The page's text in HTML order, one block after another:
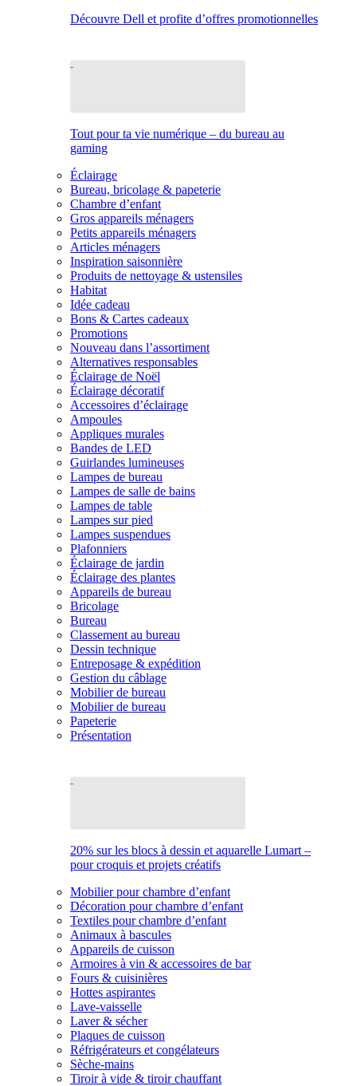
Découvre Dell et profite d’offres promotionnelles
Tout pour ta vie numérique – du bureau au
gaming
Éclairage
Bureau, bricolage & papeterie
Chambre d’enfant
Gros appareils ménagers
Petits appareils ménagers
Articles ménagers
Inspiration saisonnière
Produits de nettoyage & ustensiles
Habitat
Idée cadeau
Bons & Cartes cadeaux
Promotions
Nouveau dans l’assortiment
Alternatives responsables
Éclairage de Noël
Éclairage décoratif
Accessoires d’éclairage
Ampoules
Appliques murales
Bandes de LED
Guirlandes lumineuses
Lampes de bureau
Lampes de salle de bains
Lampes de table
Lampes sur pied
Lampes suspendues
Plafonniers
Éclairage de jardin
Éclairage des plantes
Appareils de bureau
Bricolage
Bureau
Classement au bureau
Dessin technique
Entreposage & expédition
Gestion du câblage
Mobilier de bureau
Mobilier de bureau
Papeterie
Présentation
20% sur les blocs à dessin et aquarelle Lumart –
pour croquis et projets créatifs
Mobilier pour chambre d’enfant
Décoration pour chambre d’enfant
Textiles pour chambre d’enfant
Animaux à bascules
Appareils de cuisson
Armoires à vin & accessoires de bar
Fours & cuisinières
Hottes aspirantes
Lave-vaisselle
Laver & sécher
Plaques de cuisson
Réfrigérateurs et congélateurs
Sèche-mains
Tiroir à vide & tiroir chauffant